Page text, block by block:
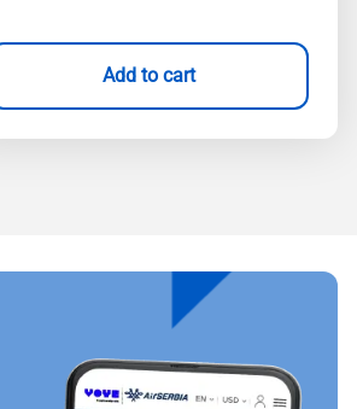
Add to cart